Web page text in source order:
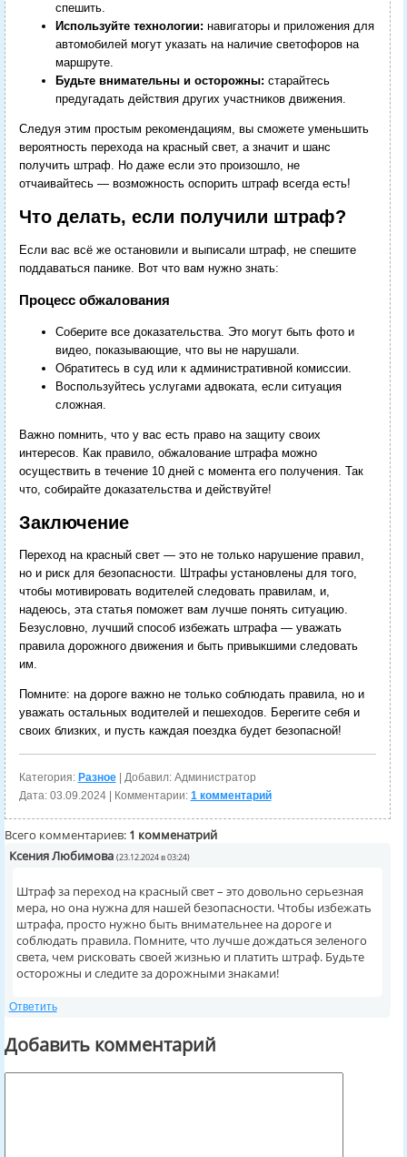
спешить.
Используйте технологии: навигаторы и приложения для
автомобилей могут указать на наличие светофоров на
маршруте.
Будьте внимательны и осторожны: старайтесь
предугадать действия других участников движения.
Следуя этим простым рекомендациям, вы сможете уменьшить
вероятность перехода на красный свет, а значит и шанс
получить штраф. Но даже если это произошло, не
отчаивайтесь — возможность оспорить штраф всегда есть!
Что делать, если получили штраф?
Если вас всё же остановили и выписали штраф, не спешите
поддаваться панике. Вот что вам нужно знать:
Процесс обжалования
Соберите все доказательства. Это могут быть фото и
видео, показывающие, что вы не нарушали.
Обратитесь в суд или к административной комиссии.
Воспользуйтесь услугами адвоката, если ситуация
сложная.
Важно помнить, что у вас есть право на защиту своих
интересов. Как правило, обжалование штрафа можно
осуществить в течение 10 дней с момента его получения. Так
что, собирайте доказательства и действуйте!
Заключение
Переход на красный свет — это не только нарушение правил,
но и риск для безопасности. Штрафы установлены для того,
чтобы мотивировать водителей следовать правилам, и,
надеюсь, эта статья поможет вам лучше понять ситуацию.
Безусловно, лучший способ избежать штрафа — уважать
правила дорожного движения и быть привыкшими следовать
им.
Помните: на дороге важно не только соблюдать правила, но и
уважать остальных водителей и пешеходов. Берегите себя и
своих близких, и пусть каждая поездка будет безопасной!
Категория: Разное| Добавил: Администратор
Дата: 03.09.2024| Комментарии: 1 комментарий
Всего комментариев: 1 комменатрий
Ксения Любимова (23.12.2024 в 03:24)
Штраф за переход на красный свет – это довольно серьезная
мера, но она нужна для нашей безопасности. Чтобы избежать
штрафа, просто нужно быть внимательнее на дороге и
соблюдать правила. Помните, что лучше дождаться зеленого
света, чем рисковать своей жизнью и платить штраф. Будьте
осторожны и следите за дорожными знаками!
Ответить
Добавить комментарий